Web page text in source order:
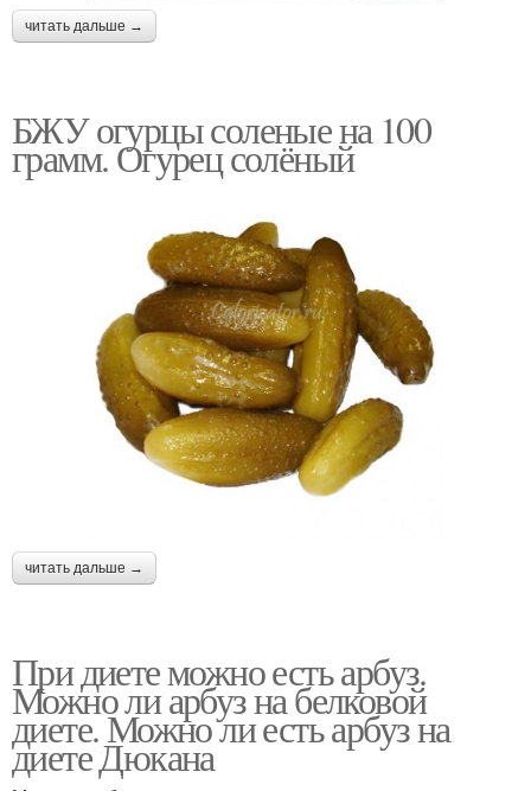
читать дальше →
БЖУ огурцы соленые на 100
грамм. Огурец солёный
читать дальше →
При диете можно есть арбуз.
Можно ли арбуз на белковой
диете. Можно ли есть арбуз на
диете Дюкана